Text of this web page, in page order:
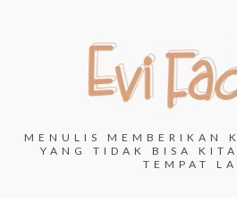
MENULIS MEMBERIKAN
YANG TIDAK BISA
TEMPAT